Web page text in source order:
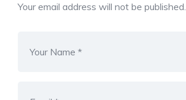
Your email address will not be published.